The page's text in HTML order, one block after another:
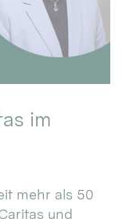
im
mehr als 50
und